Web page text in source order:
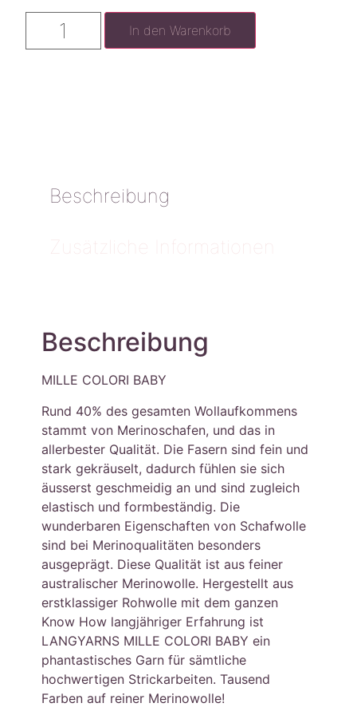
In den Warenkorb
Beschreibung
Zusätzliche Informationen
Beschreibung
MILLE COLORI BABY
Rund 40% des gesamten Wollaufkommens
stammt von Merinoschafen, und das in
allerbester Qualität. Die Fasern sind fein und
stark gekräuselt, dadurch fühlen sie sich
äusserst geschmeidig an und sind zugleich
elastisch und formbeständig. Die
wunderbaren Eigenschaften von Schafwolle
sind bei Merinoqualitäten besonders
ausgeprägt. Diese Qualität ist aus feiner
australischer Merinowolle. Hergestellt aus
erstklassiger Rohwolle mit dem ganzen
Know How langjähriger Erfahrung ist
LANGYARNS MILLE COLORI BABY ein
phantastisches Garn für sämtliche
hochwertigen Strickarbeiten. Tausend
Farben auf reiner Merinowolle!